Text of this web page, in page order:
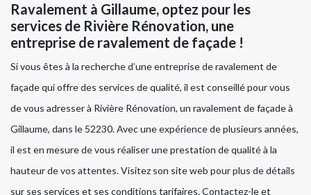
Ravalement à Gillaume, optez pour les
services de Rivière Rénovation, une
entreprise de ravalement de façade !
Si vous êtes à la recherche d’une entreprise de ravalement de
façade qui offre des services de qualité, il est conseillé pour vous
de vous adresser à Rivière Rénovation, un ravalement de façade à
Gillaume, dans le 52230. Avec une expérience de plusieurs années,
il est en mesure de vous réaliser une prestation de qualité à la
hauteur de vos attentes. Visitez son site web pour plus de détails
sur ses services et ses conditions tarifaires. Contactez-le et